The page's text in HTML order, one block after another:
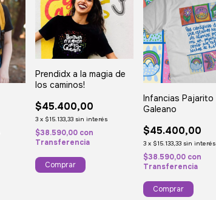
Prendidx a la magia de
los caminos!
$45.400,00
3 x $15.133,33 sin interés
$38.590,00 con
Transferencia
Comprar
Infancias Pajarito
Galeano
$45.400,00
3 x $15.133,33 sin interés
$38.590,00 con
Transferencia
Comprar